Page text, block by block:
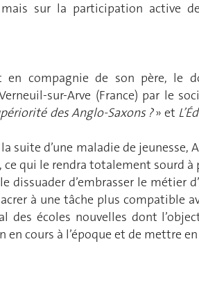
sur la participation active
en compagnie de son père, le
sur-Arve (France) par le
des Anglo-Saxons ?» et
la suite d’une maladie de
ce qui le rendra totalement sourd à
dissuader d’embrasser le métier
à une tâche plus compatible
des écoles nouvelles dont
en cours à l’époque et de mettre